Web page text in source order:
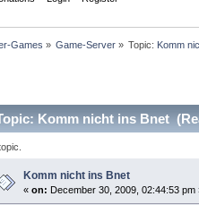
Games » Game-Server» Topic: Komm
Komm nicht ins Bnet
Komm nicht ins Bnet
« on: December 30, 2009, 02:44:53 pm